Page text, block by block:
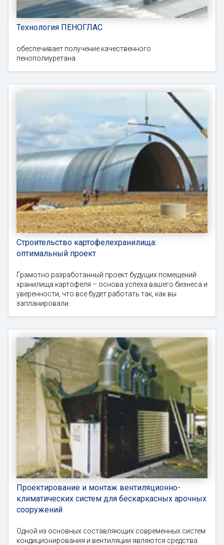
Технология ПЕНОГЛАС
обеспечивает получение качественного
пенополиуретана
Строительство картофелехранилища:
оптимальный проект
Грамотно разработанный проект будущих помещений
хранилища картофеля – основа успеха вашего бизнеса и
уверенности, что все будет работать так, как вы
запланировали.
Проектирование и монтаж вентиляционно-
климатических систем для бескаркасных арочных
сооружений
Одной из основных составляющих современных систем
кондиционирования и вентиляции являются средства